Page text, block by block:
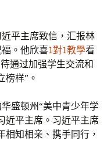
平主席致信，汇报林
。他欣喜1對1教學看
通过加强学生交流和
榜样”。
盛顿州“美中青少年学
近平主席。习近平主席
相知相亲、携手同行，